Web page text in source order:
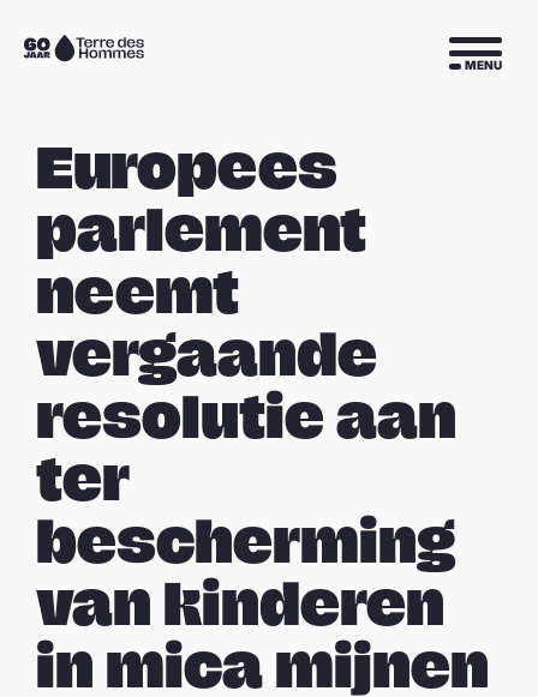
Sla navigatie over
Naar
MENU
Europees
parlement
neemt
vergaande
resolutie aan
ter
bescherming
van kinderen
in mica mijnen